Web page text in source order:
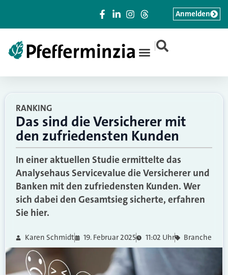
|
Anmelden
RANKING
Das sind die Versicherer mit
den zufriedensten Kunden
In einer aktuellen Studie ermittelte das
Analysehaus Servicevalue die Versicherer und
Banken mit den zufriedensten Kunden. Wer
sich dabei den Gesamtsieg sicherte, erfahren
Sie hier.
Karen Schmidt 19. Februar 2025 11:02 Uhr Branche